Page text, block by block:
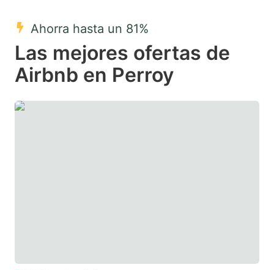
key
to
get
keyboard
to
get
the
keyboard
Ahorra hasta un 81%
Las mejores ofertas de
Airbnb en Perroy